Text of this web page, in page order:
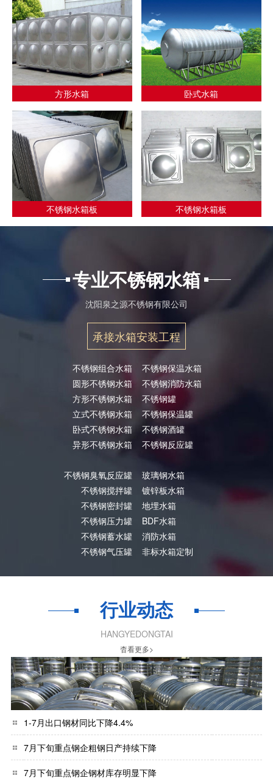
方形水箱 卧式水箱
不锈钢水箱板 不锈钢水箱板
专业不锈钢水箱
沈阳泉之源不锈钢有限公司
承接水箱安装工程
不锈钢组合水箱
圆形不锈钢水箱
方形不锈钢水箱
立式不锈钢水箱
卧式不锈钢水箱
异形不锈钢水箱
不锈钢臭氧反应罐
不锈钢搅拌罐
不锈钢密封罐
不锈钢压力罐
不锈钢蓄水罐
不锈钢气压罐
不锈钢保温水箱
不锈钢消防水箱
不锈钢罐
不锈钢保温罐
不锈钢酒罐
不锈钢反应罐
玻璃钢水箱
镀锌板水箱
地埋水箱
BDF水箱
消防水箱
非标水箱定制
行业动态
HANGYEDONGTAI
杳看更多>
1-7月出口钢材同比下降4.4%
7月下旬重点钢企粗钢日产持续下降
7月下旬重点钢企钢材库存明显下降